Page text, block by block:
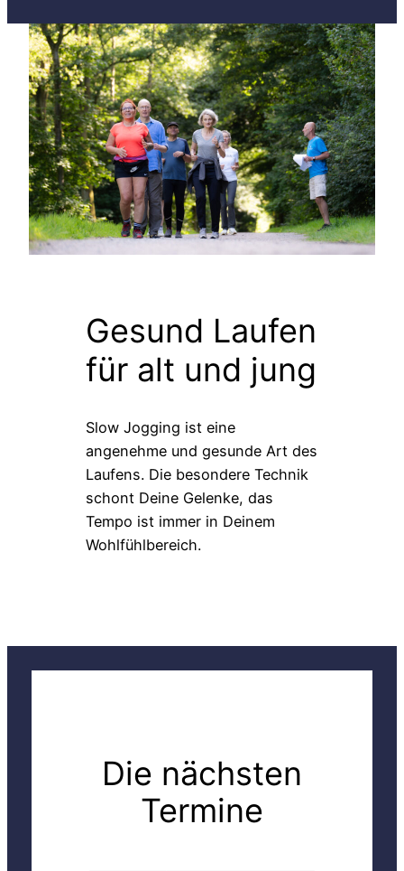
Gesund Laufen
für alt und jung
Slow Jogging ist eine
angenehme und gesunde Art des
Laufens. Die besondere Technik
schont Deine Gelenke, das
Tempo ist immer in Deinem
Wohlfühlbereich.
Die nächsten
Termine